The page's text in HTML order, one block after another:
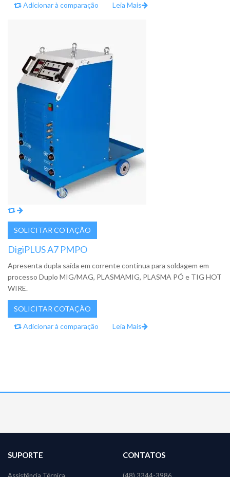
Adicionar à comparação Leia Mais
DigiPLUS A7 PMPO
Apresenta dupla saída em corrente continua para soldagem em
processo Duplo MIG/MAG, PLASMAMIG, PLASMA PÓ e TIG HOT
WIRE.
Adicionar à comparação Leia Mais
SUPORTE CONTATOS